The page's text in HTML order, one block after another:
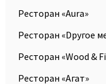
Ресторан «Aura»
Ресторан «Dругое
Ресторан «Wood &
Ресторан «Агат»